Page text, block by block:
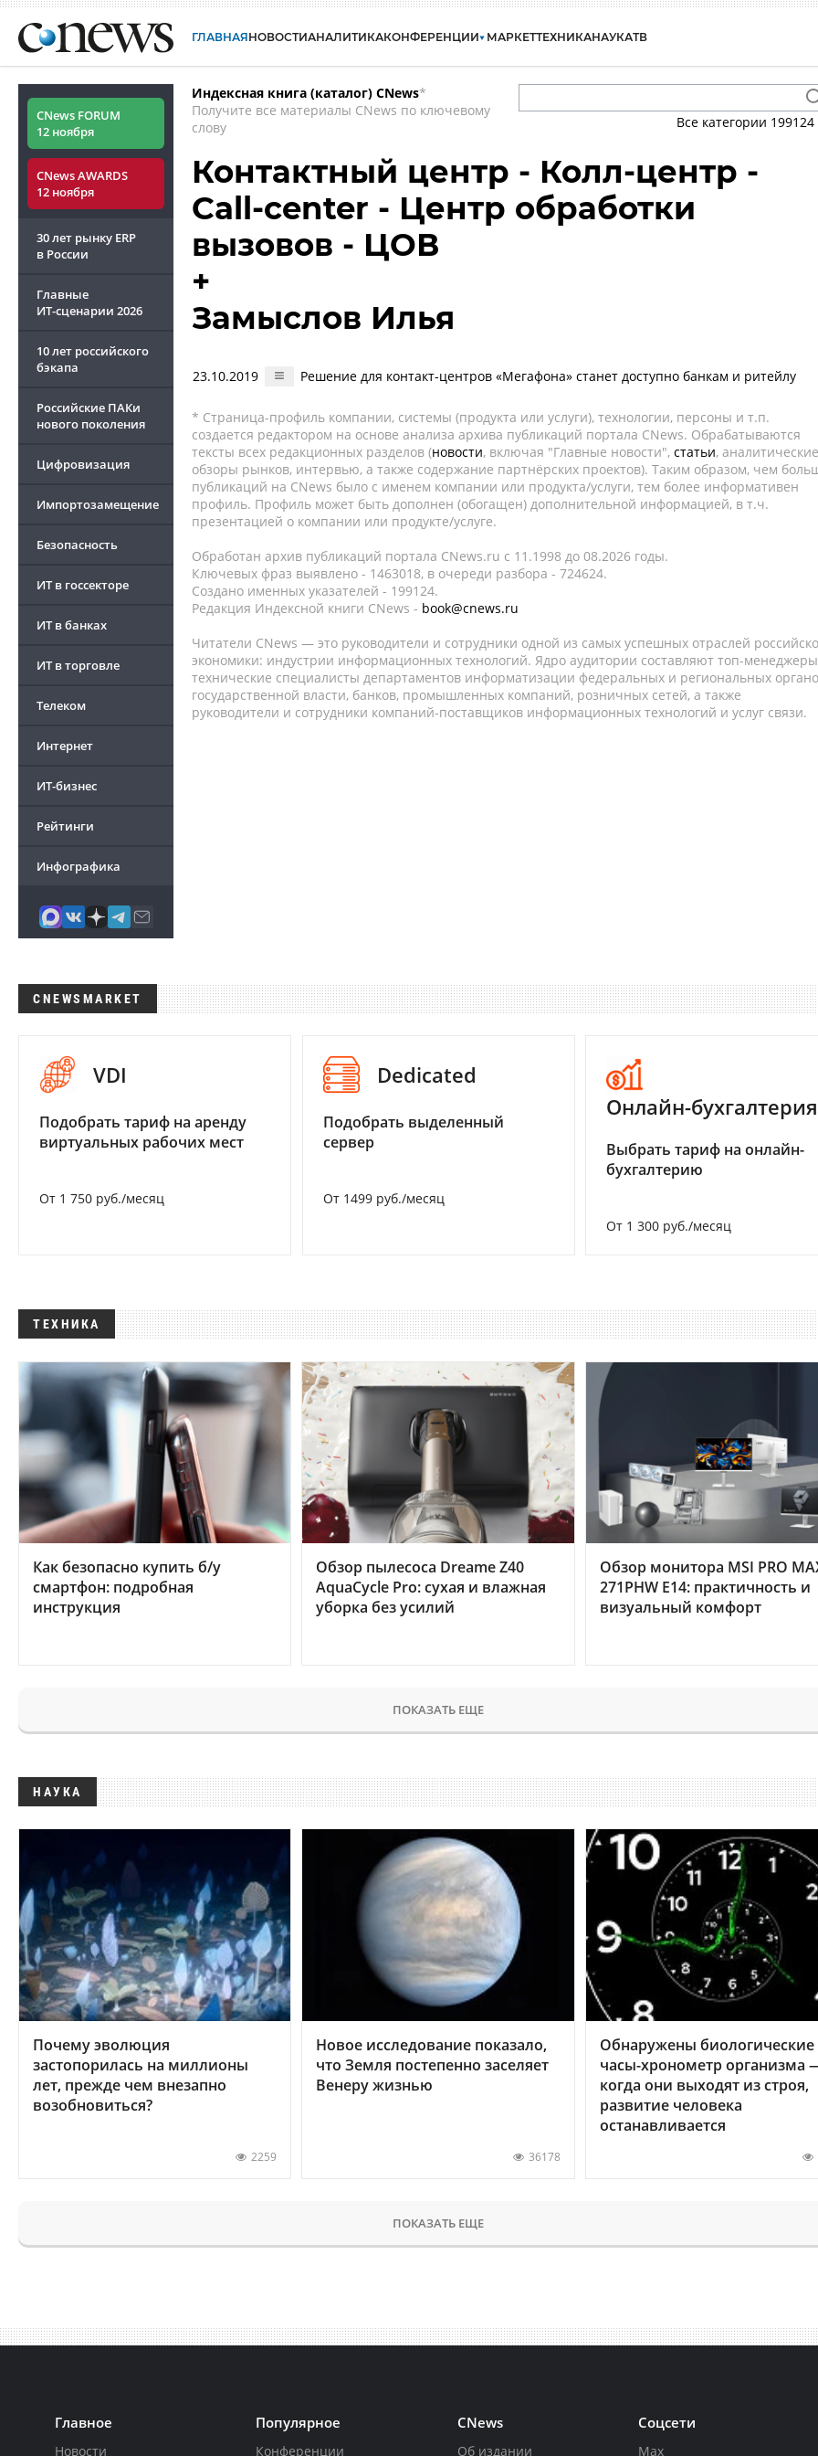
ГЛАВНАЯНОВОСТИАНАЛИТИКАКОНФЕРЕНЦИИ МАРКЕТТЕХНИКАНАУКАТВ
CNews FORUM
12 ноября
CNews AWARDS
12 ноября
30 лет рынку ERP
в России
Главные
ИТ-сценарии 2026
10 лет российского
бэкапа
Российские ПАКи
нового поколения
Цифровизация
Импортозамещение
Безопасность
ИТ в госсекторе
ИТ в банках
ИТ в торговле
Телеком
Интернет
ИТ-бизнес
Рейтинги
Инфографика
Индексная книга (каталог) CNews*
Получите все материалы CNews по ключевому
слову
Все категории 199124
Контактный центр - Колл-центр -
Call-center - Центр обработки
вызовов - ЦОВ
+
Замыслов Илья
23.10.2019 Решение для контакт-центров «Мегафона» станет доступно банкам и ритейлу
* Страница-профиль компании, системы (продукта или услуги), технологии, персоны и т.п.
создается редактором на основе анализа архива публикаций портала CNews. Обрабатываются
тексты всех редакционных разделов (новости, включая "Главные новости", статьи, аналитические
обзоры рынков, интервью, а также содержание партнёрских проектов). Таким образом, чем
публикаций на CNews было с именем компании или продукта/услуги, тем более информативен
профиль. Профиль может быть дополнен (обогащен) дополнительной информацией, в т.ч.
презентацией о компании или продукте/услуге.
Обработан архив публикаций портала CNews.ru c 11.1998 до 08.2026 годы.
Ключевых фраз выявлено - 1463018, в очереди разбора - 724624.
Создано именных указателей - 199124.
Редакция Индексной книги CNews - book@cnews.ru
Читатели CNews — это руководители и сотрудники одной из самых успешных отраслей
экономики: индустрии информационных технологий. Ядро аудитории составляют топ-
технические специалисты департаментов информатизации федеральных и региональных
государственной власти, банков, промышленных компаний, розничных сетей, а также
руководители и сотрудники компаний-поставщиков информационных технологий и услуг связи.
CNEWSMARKET
VDI
Подобрать тариф на аренду
виртуальных рабочих мест
От 1 750 руб./месяц
Dedicated
Подобрать выделенный
сервер
От 1499 руб./месяц
Онлайн-бухгалтерия
Выбрать тариф на онлайн-
бухгалтерию
От 1 300 руб./месяц
ТЕХНИКА
Как безопасно купить б/у
смартфон: подробная
инструкция
Обзор пылесоса Dreame Z40
AquaCycle Pro: сухая и влажная
уборка без усилий
Обзор монитора MSI PRO
271PHW E14: практичность и
визуальный комфорт
ПОКАЗАТЬ ЕЩЕ
НАУКА
Почему эволюция
застопорилась на миллионы
лет, прежде чем внезапно
возобновиться?
2259
Новое исследование показало,
что Земля постепенно заселяет
Венеру жизнью
36178
Обнаружены биологические
часы-хронометр организма
когда они выходят из строя,
развитие человека
останавливается
ПОКАЗАТЬ ЕЩЕ
Главное
Новости
Популярное
Конференции
CNews
Об издании
Соцсети
Max